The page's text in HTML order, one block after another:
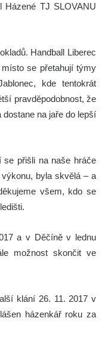
Házené TJ SLOVANU
Handball Liberec
se přetahují týmy
kde tentokrát
pravděpodobnost, že
na jaře do lepší
se přišli na naše hráče
byla skvělá – a
všem, kdo se
a v Děčíně v lednu
možnost skončit ve
klání 26. 11. 2017 v
házenkář roku za